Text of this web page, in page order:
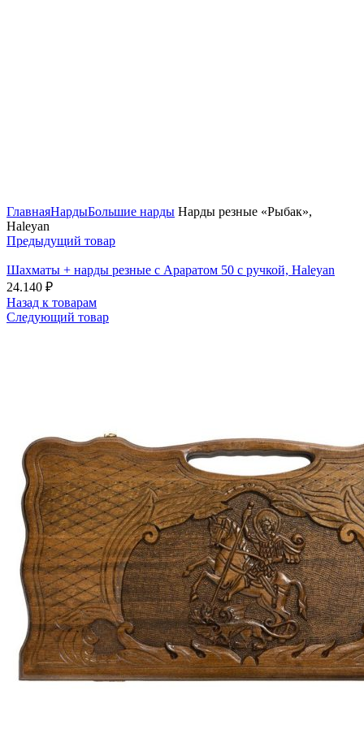
ГлавнаяНардыБольшие нарды Нарды резные «Рыбак»,
Haleyan
Предыдущий товар
Шахматы + нарды резные c Араратом 50 с ручкой, Haleyan
24.140 ₽
Назад к товарам
Следующий товар